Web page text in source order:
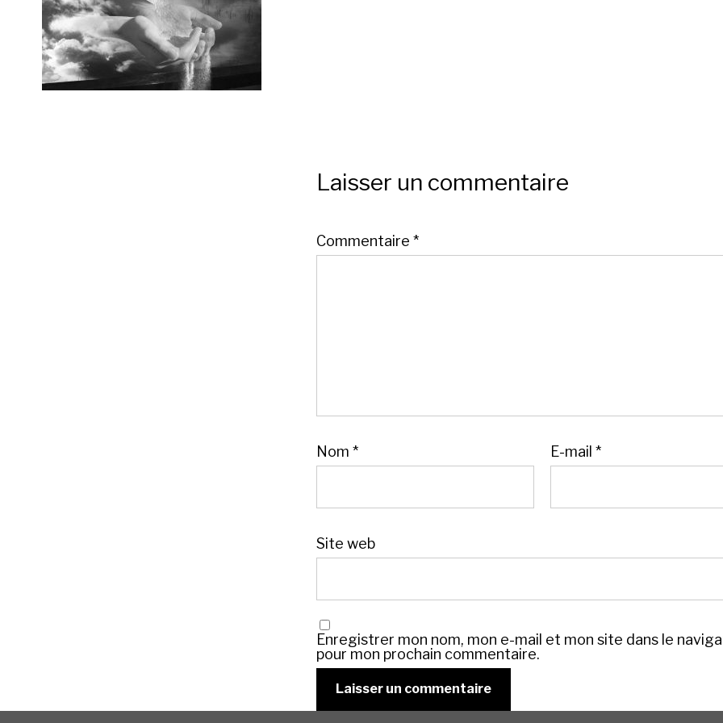
Laisser un commentaire
Commentaire *
Nom * E-mail *
Site web
Enregistrer mon nom, mon e-mail et mon site dans le
pour mon prochain commentaire.